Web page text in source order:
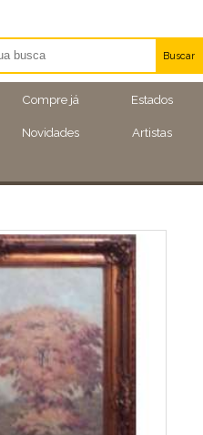
Compre já Estados
Novidades Artistas
Buscar
Artistas
Eventos